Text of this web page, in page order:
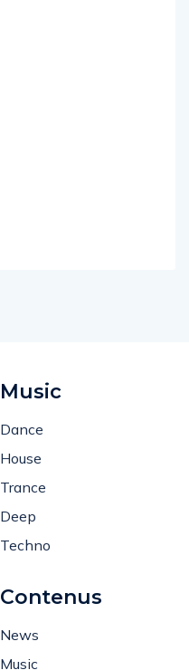
Music
Dance
House
Trance
Deep
Techno
Contenus
News
Music